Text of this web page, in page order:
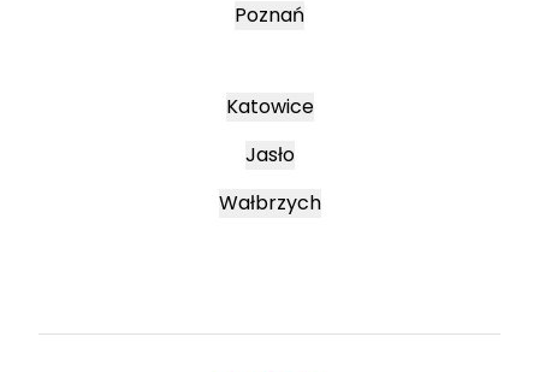
Poznań
Katowice
Jasło
Wałbrzych